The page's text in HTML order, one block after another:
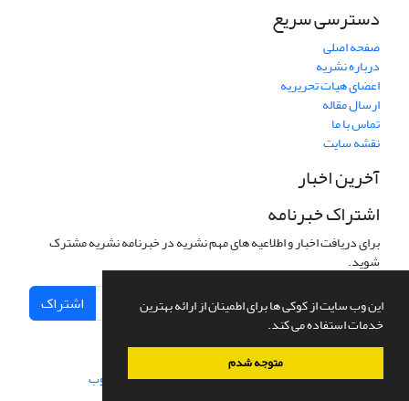
این وب سایت از کوکی ها برای اطمینان از ارائه بهترین
خدمات استفاده می کند.
متوجه شدم
دسترسی سریع
صفحه اصلی
درباره نشریه
اعضای هیات تحریریه
ارسال مقاله
تماس با ما
نقشه سایت
آخرین اخبار
اشتراک خبرنامه
برای دریافت اخبار و اطلاعیه های مهم نشریه در خبرنامه نشریه مشترک
شوید.
اشتراک
سامانه مدیریت نشریات علمی.طراحی و پیاده سازی از سیناوب